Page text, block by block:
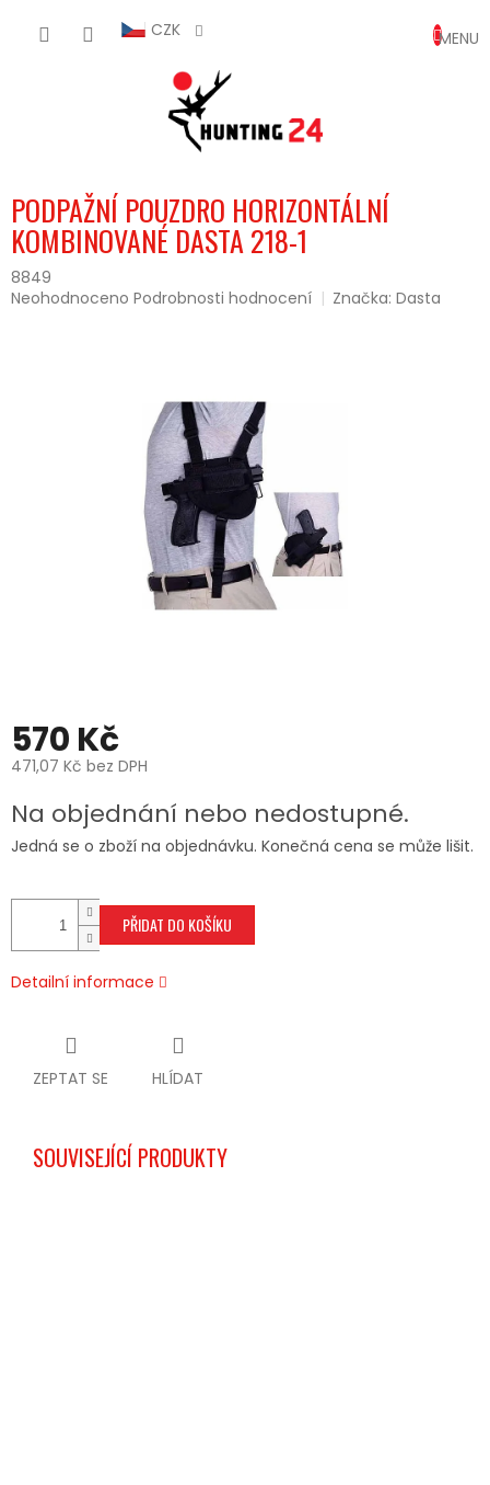
CZK
KOŠÍK
PODPAŽNÍ POUZDRO HORIZONTÁLNÍ
KOMBINOVANÉ DASTA 218-1
8849
Průměrné
Neohodnoceno Podrobnosti hodnocení Značka:Dasta
570 Kč
471,07 Kč bez DPH
cena:
Na objednání nebo nedostupné.
Jedná se o zboží na objednávku. Konečná cena se může lišit.
PŘIDAT DO KOŠÍKU
Detailní informace
ZEPTAT SE HLÍDAT
SOUVISEJÍCÍ PRODUKTY